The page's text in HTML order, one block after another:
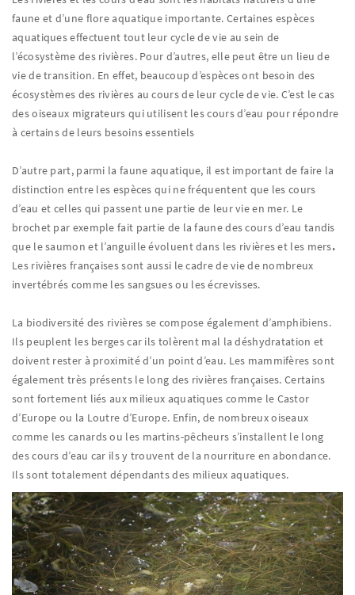
faune et d’une flore aquatique importante. Certaines espèces
aquatiques effectuent tout leur cycle de vie au sein de
l’écosystème des rivières. Pour d’autres, elle peut être un lieu de
vie de transition. En effet, beaucoup d’espèces ont besoin des
écosystèmes des rivières au cours de leur cycle de vie. C’est le cas
des oiseaux migrateurs qui utilisent les cours d’eau pour répondre
à certains de leurs besoins essentiels
D’autre part, parmi la faune aquatique, il est important de faire la
distinction entre les espèces qui ne fréquentent que les cours
d’eau et celles qui passent une partie de leur vie en mer. Le
brochet par exemple fait partie de la faune des cours d’eau tandis
que le saumon et l’anguille évoluent dans les rivières et les mers.
Les rivières françaises sont aussi le cadre de vie de nombreux
invertébrés comme les sangsues ou les écrevisses.
La biodiversité des rivières se compose également d’amphibiens.
Ils peuplent les berges car ils tolèrent mal la déshydratation et
doivent rester à proximité d’un point d’eau. Les mammifères sont
également très présents le long des rivières françaises. Certains
sont fortement liés aux milieux aquatiques comme le Castor
d’Europe ou la Loutre d’Europe. Enfin, de nombreux oiseaux
comme les canards ou les martins-pêcheurs s’installent le long
des cours d’eau car ils y trouvent de la nourriture en abondance.
Ils sont totalement dépendants des milieux aquatiques.